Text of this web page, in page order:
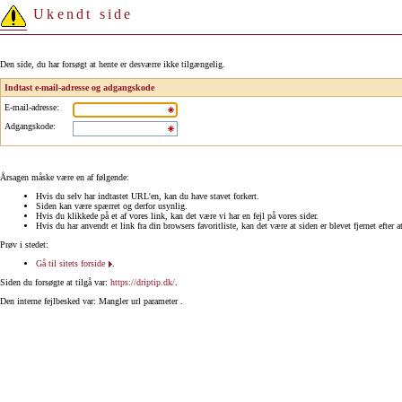
Ukendt side
Den side, du har forsøgt at hente er desværre ikke tilgængelig.
Indtast e-mail-adresse og adgangskode
E-mail-adresse:
Adgangskode:
Årsagen måske være en af følgende:
Hvis du selv har indtastet URL'en, kan du have stavet forkert.
Siden kan være spærret og derfor usynlig.
Hvis du klikkede på et af vores link, kan det være vi har en fejl på vores sider.
Hvis du har anvendt et link fra din browsers favoritliste, kan det være at siden er blevet fjernet efter
Prøv i stedet:
Gå til sitets forside
Siden du forsøgte at tilgå var: https://driptip.dk/
Den interne fejlbesked var: Mangler url parameter .